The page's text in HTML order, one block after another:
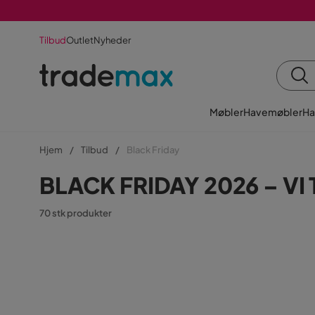
TilbudOutletNyheder
MøblerHavemøbler
Hjem Tilbud Black Friday
BLACK FRIDAY 2026 – VI
70 stk produkter